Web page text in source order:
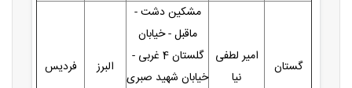
گستان
امیر لطفی
نیا
مشکین دشت -
ماقبل - خیابان
گلستان 4 غربی -
خیابان شهید صبری
البرز فردیس